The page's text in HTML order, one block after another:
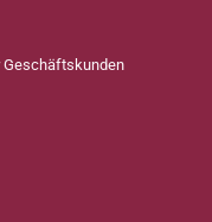
Geschäftskunden